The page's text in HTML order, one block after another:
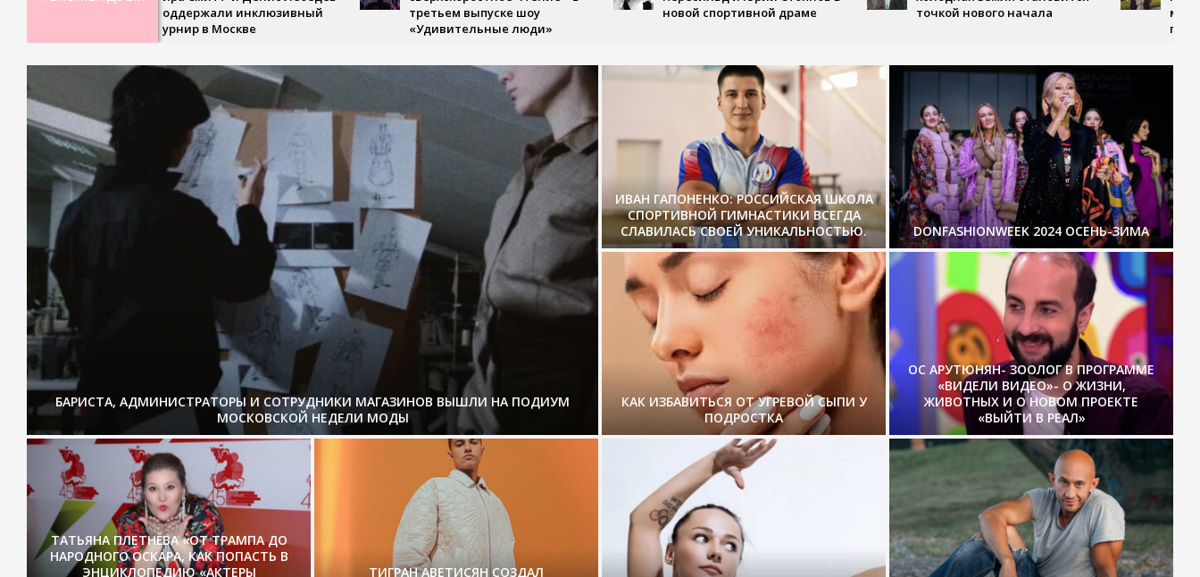
поддержали инклюзивный
турнир в Москве
третьем выпуске шоу
«Удивительные люди»
новой спортивной драме
точкой нового начала
парке Чаир»
БАРИСТА, АДМИНИСТРАТОРЫ И СОТРУДНИКИ МАГАЗИНОВ ВЫШЛИ НА ПОДИУМ
МОСКОВСКОЙ НЕДЕЛИ МОДЫ
ИВАН ГАПОНЕНКО: РОССИЙСКАЯ ШКОЛА
СПОРТИВНОЙ ГИМНАСТИКИ ВСЕГДА
СЛАВИЛАСЬ СВОЕЙ УНИКАЛЬНОСТЬЮ.
DONFASHIONWEEK 2024 ОСЕНЬ-ЗИМА
КАК ИЗБАВИТЬСЯ ОТ УГРЕВОЙ СЫПИ У
ПОДРОСТКА
ОС АРУТЮНЯН- ЗООЛОГ В ПРОГРАММЕ
«ВИДЕЛИ ВИДЕО»- О ЖИЗНИ,
ЖИВОТНЫХ И О НОВОМ ПРОЕКТЕ
«ВЫЙТИ В РЕАЛ»
ТАТЬЯНА ПЛЕТНЁВА «ОТ ТРАМПА ДО
НАРОДНОГО ОСКАРА, КАК ПОПАСТЬ В
ЭНЦИКЛОПЕДИЮ «АКТЕРЫ
ТИГРАН АВЕТИСЯН СОЗДАЛ